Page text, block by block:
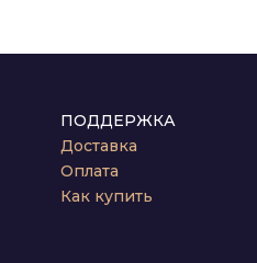
ПОДДЕРЖКА
Доставка
Оплата
Как купить